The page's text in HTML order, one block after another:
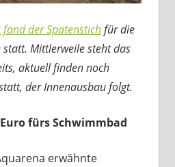
der Spatenstichfür die
Mittlerweile steht das
aktuell finden noch
der Innenausbau folgt.
fürs Schwimmbad
erwähnte